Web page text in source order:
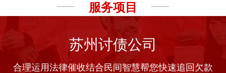
服务项目
苏州讨债公司
合理运用法律催收结合民间智慧帮您快速追回欠款